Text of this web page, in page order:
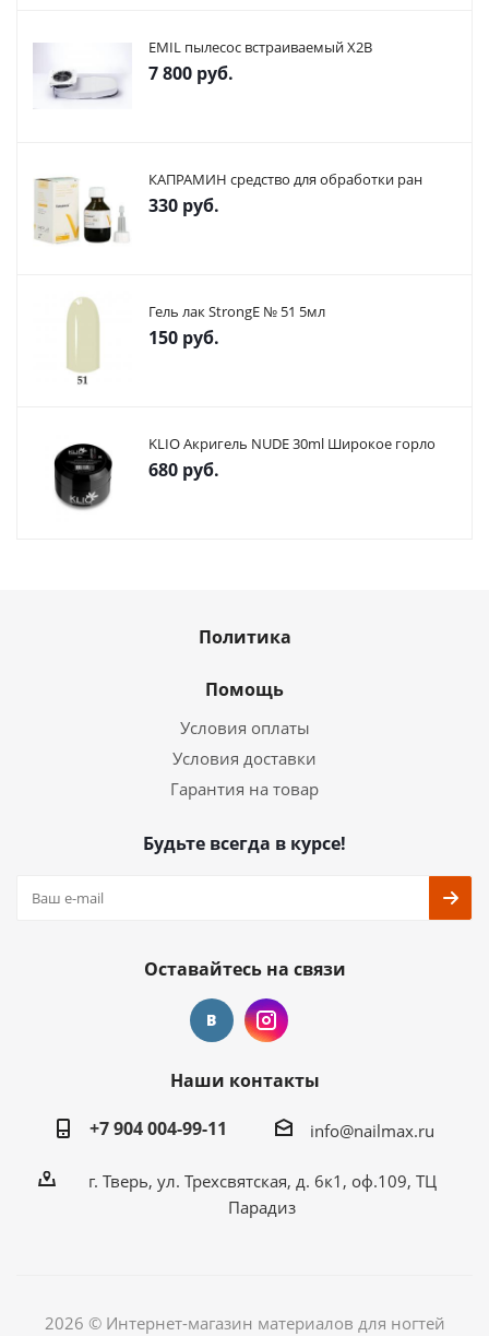
EMIL пылесос встраиваемый X2В
7 800 руб.
КАПРАМИН средство для обработки ран
330 руб.
Гель лак StrongE № 51 5мл
150 руб.
KLIO Акригель NUDE 30ml Широкое горло
680 руб.
Политика
Помощь
Условия оплаты
Условия доставки
Гарантия на товар
Будьте всегда в курсе!
Оставайтесь на связи
Наши контакты
+7 904 004-99-11
info@nailmax.ru
г. Тверь, ул. Трехсвятская, д. 6к1, оф.109, ТЦ
Парадиз
2026 © Интернет-магазин материалов для ногтей